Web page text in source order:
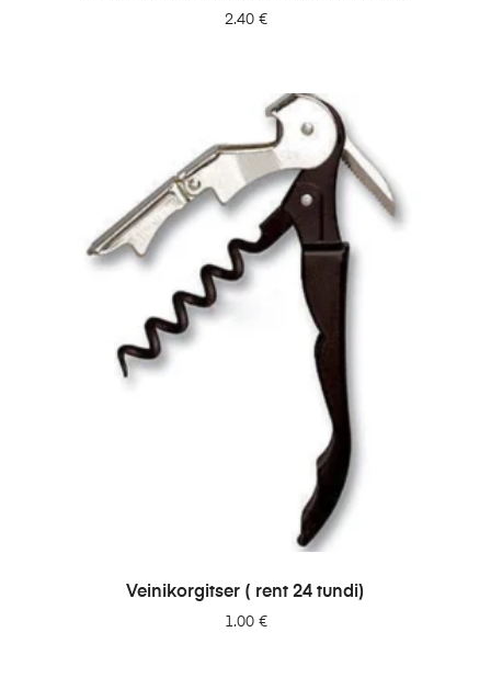
2.40 €
LISA PÄRINGUSSE
Veinikorgitser ( rent 24 tundi)
1.00 €